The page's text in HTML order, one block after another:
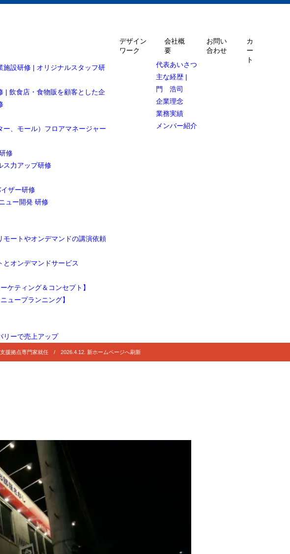
施設研修 | オリジナルスタッフ研
| 飲食店・食物販を顧客とした企
、モール）フロアマネージャー
修
ス力アップ研修
ザー研修
ュー開発 研修
モートやオンデマンドの講演依頼
オンデマンドサービス
ケティング＆コンセプト】
ュープランニング】
リーで売上アップ
デザイン
ワーク
会社概
要
代表あいさつ
主な経歴 |
門 浩司
企業理念
業務実績
メンバー紹介
お問い
合わせ
カ
ー
ト
援拠点専門家就任 / 2026.4.12. 新ホームページへ刷新